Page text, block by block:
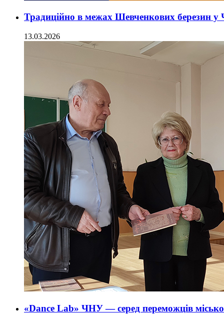
Традиційно в межах Шевченкових березин у
13.03.2026
«Dance Lab» ЧНУ — серед переможців міської